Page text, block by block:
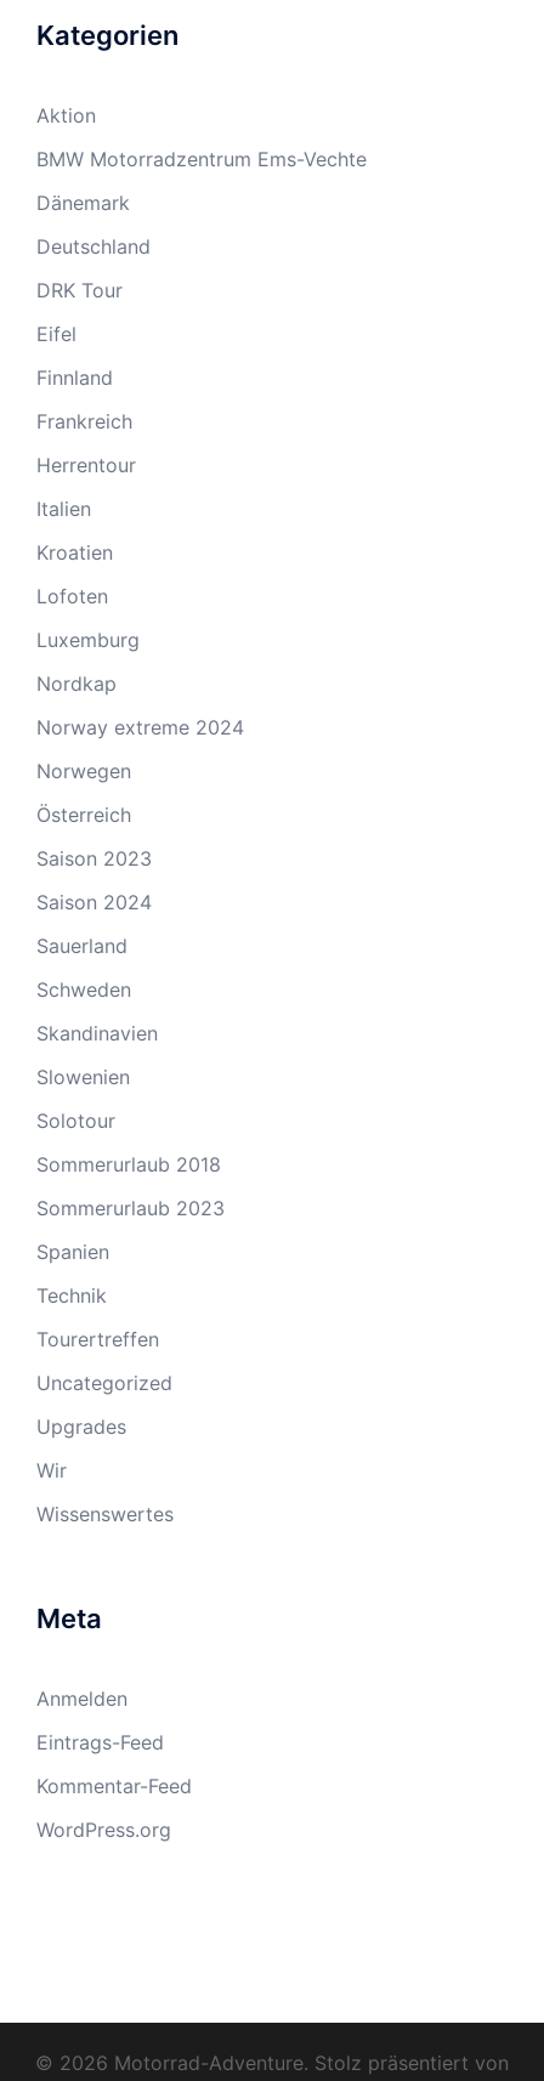
Kategorien
Aktion
BMW Motorradzentrum Ems-Vechte
Dänemark
Deutschland
DRK Tour
Eifel
Finnland
Frankreich
Herrentour
Italien
Kroatien
Lofoten
Luxemburg
Nordkap
Norway extreme 2024
Norwegen
Österreich
Saison 2023
Saison 2024
Sauerland
Schweden
Skandinavien
Slowenien
Solotour
Sommerurlaub 2018
Sommerurlaub 2023
Spanien
Technik
Tourertreffen
Uncategorized
Upgrades
Wir
Wissenswertes
Meta
Anmelden
Eintrags-Feed
Kommentar-Feed
WordPress.org
© 2026 Motorrad-Adventure. Stolz präsentiert von